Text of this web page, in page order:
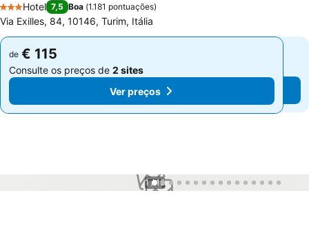
3 Estrelas
Hotel 7,5 Boa (1.181 pontuações)
Via Exilles, 84, 10146, Turim, Itália
de € 115
Consulte os preços de 2 sites
Ver preços
de € 115
Consulte os preços de 2 sites
Ver preços
1 / 16